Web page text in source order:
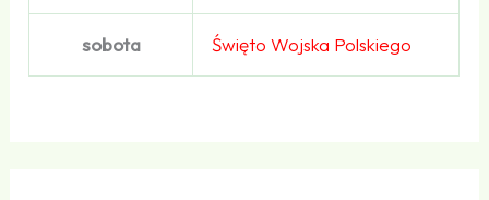
sobota Święto Wojska Polskiego